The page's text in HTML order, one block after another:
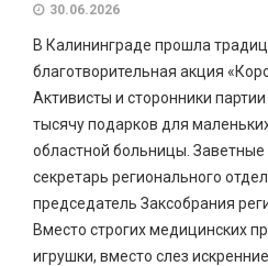
30.06.2026
В Калининграде прошла
благотворительная акция
Активисты и сторонники
тысячу подарков для
областной больницы.
секретарь регионального
председатель Заксобрания
Вместо строгих медицинских
игрушки, вместо слез